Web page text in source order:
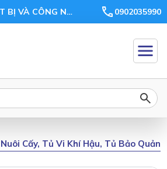
CÔNG TY TNHH THIẾT BỊ VÀ CÔNG NGHỆ CHÂU GIANG 0902035990
Môi Trường
Cấy, Tủ Vi Khí Hậu, Tủ Bảo